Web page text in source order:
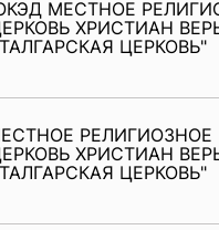
ОКЭД МЕСТНОЕ
ХРИСТИАН
ЦЕРКОВЬ"
РЕЛИГИОЗНОЕ
ХРИСТИАН
ЦЕРКОВЬ"